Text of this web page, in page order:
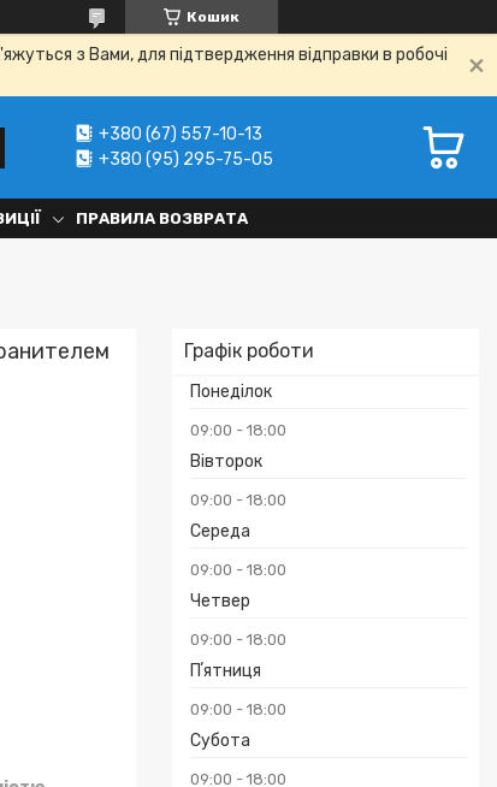
Кошик
з Вами, для підтвердження відправки в робочі
+380 (67) 557-10-13
+380 (95) 295-75-05
ПРАВИЛА ВОЗВРАТА
Графік роботи
Понеділок
09:00 18:00
Вівторок
09:00 18:00
Середа
09:00 18:00
Четвер
09:00 18:00
Пʼятниця
09:00 18:00
Субота
09:00 18:00